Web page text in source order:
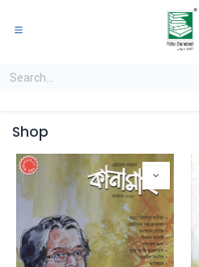
Shop